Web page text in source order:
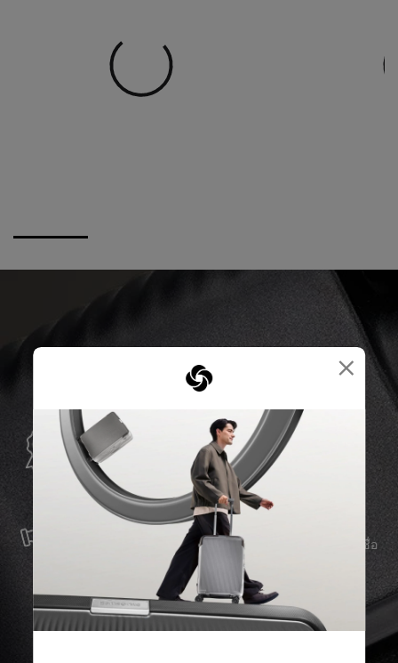
×
การรับประกันทั่วโลก
Samsonite รับประกันการใช้งานทั่วโลก เพื่อให้มั่นใจว่า
ผลิตภัณฑ์ Samsonite ของคุณจะอยู่เคียงข้างคุณเสมอ
บริการและซ่อมแซม
เราผลิตสินค้าด้วยวัสดุที่ดีที่สุด พร้อมบริการสนับสนุนที่เชื่อ
ถือได้ เพื่อให้คุณก้าวไปข้างหน้าได้อย่างราบรื่น ไม่ว่าจะ
เกิดอะไรขึ้นก็ตาม